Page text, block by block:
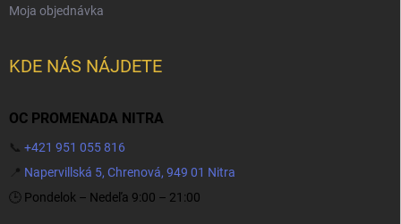
Moja objednávka
KDE NÁS NÁJDETE
OC PROMENADA NITRA
📞 +421 951 055 816
📍 Napervillská 5, Chrenová, 949 01 Nitra
🕒 Pondelok – Nedeľa 9:00 – 21:00